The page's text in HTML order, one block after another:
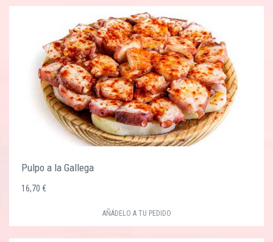
Pulpo a la Gallega
16,70 €
AÑÁDELO A TU PEDIDO